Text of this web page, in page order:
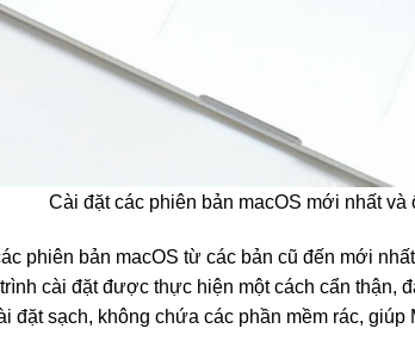
Cài đặt các phiên bản macOS mới nhất và
phiên bản macOS từ các bản cũ đến mới
cài đặt được thực hiện một cách cẩn thận,
đặt sạch, không chứa các phần mềm rác,